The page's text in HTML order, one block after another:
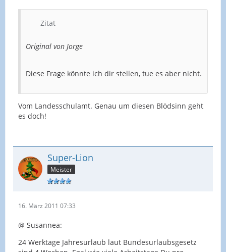
Zitat
Original von Jorge
Diese Frage könnte ich dir stellen, tue es aber nicht.
Vom Landesschulamt. Genau um diesen Blödsinn geht
es doch!
Super-Lion
Meister
16. März 2011 07:33
@ Susannea:
24 Werktage Jahresurlaub laut Bundesurlaubsgesetz